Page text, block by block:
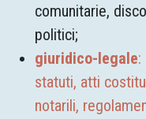
comunitarie,
politici;
giuridico-legale:
statuti, atti
notarili,